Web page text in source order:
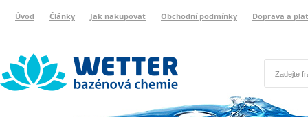
Úvod Články Jak nakupovat Obchodní podmínky Doprava a